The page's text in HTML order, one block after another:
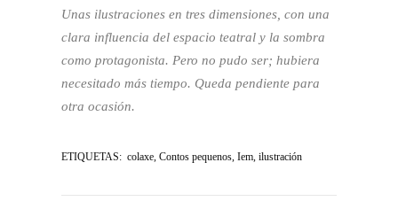
Unas ilustraciones en tres dimensiones, con una
clara influencia del espacio teatral y la sombra
como protagonista. Pero no pudo ser; hubiera
necesitado más tiempo. Queda pendiente para
otra ocasión.
ETIQUETAS: colaxe, Contos pequenos, Iem, ilustración